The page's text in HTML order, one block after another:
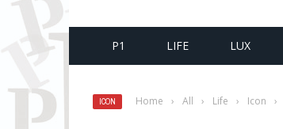
P1 LIFE LUX
ICON Home › All › Life › Icon ›